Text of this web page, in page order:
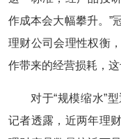
作成本会大幅攀升。”
理财公司会理性权衡
作带来的经营损耗，
对于“规模缩水”
记者透露，近两年理